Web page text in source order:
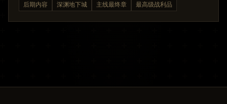
后期内容 深渊地下城 主线最终章 最高级战利品